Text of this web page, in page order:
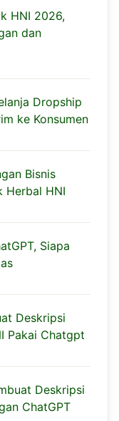
HNI 2026,
dan
Dropship
ke Konsumen
Bisnis
Herbal HNI
Siapa
Deskripsi
Pakai Chatgpt
Deskripsi
ChatGPT